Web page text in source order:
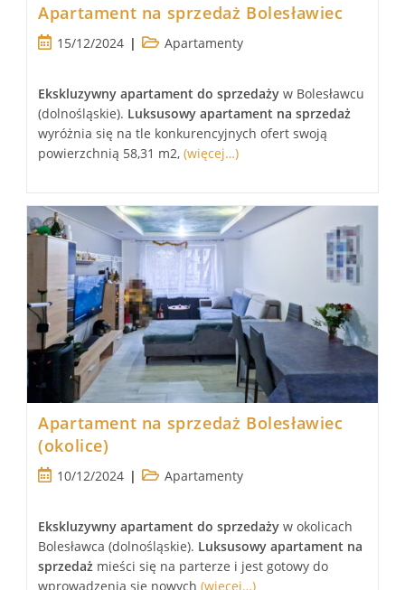
Apartament na sprzedaż Bolesławiec
Post15/12/2024
PostApartamenty
Ekskluzywny apartament do sprzedaży w Bolesławcu
(dolnośląskie). Luksusowy apartament na sprzedaż
wyróżnia się na tle konkurencyjnych ofert swoją
powierzchnią 58,31 m2,(więcej…)
Apartament na sprzedaż Bolesławiec
(okolice)
Post10/12/2024
PostApartamenty
Ekskluzywny apartament do sprzedaży w okolicach
Bolesławca (dolnośląskie). Luksusowy apartament na
sprzedaż mieści się na parterze i jest gotowy do
wprowadzenia się nowych(więcej…)